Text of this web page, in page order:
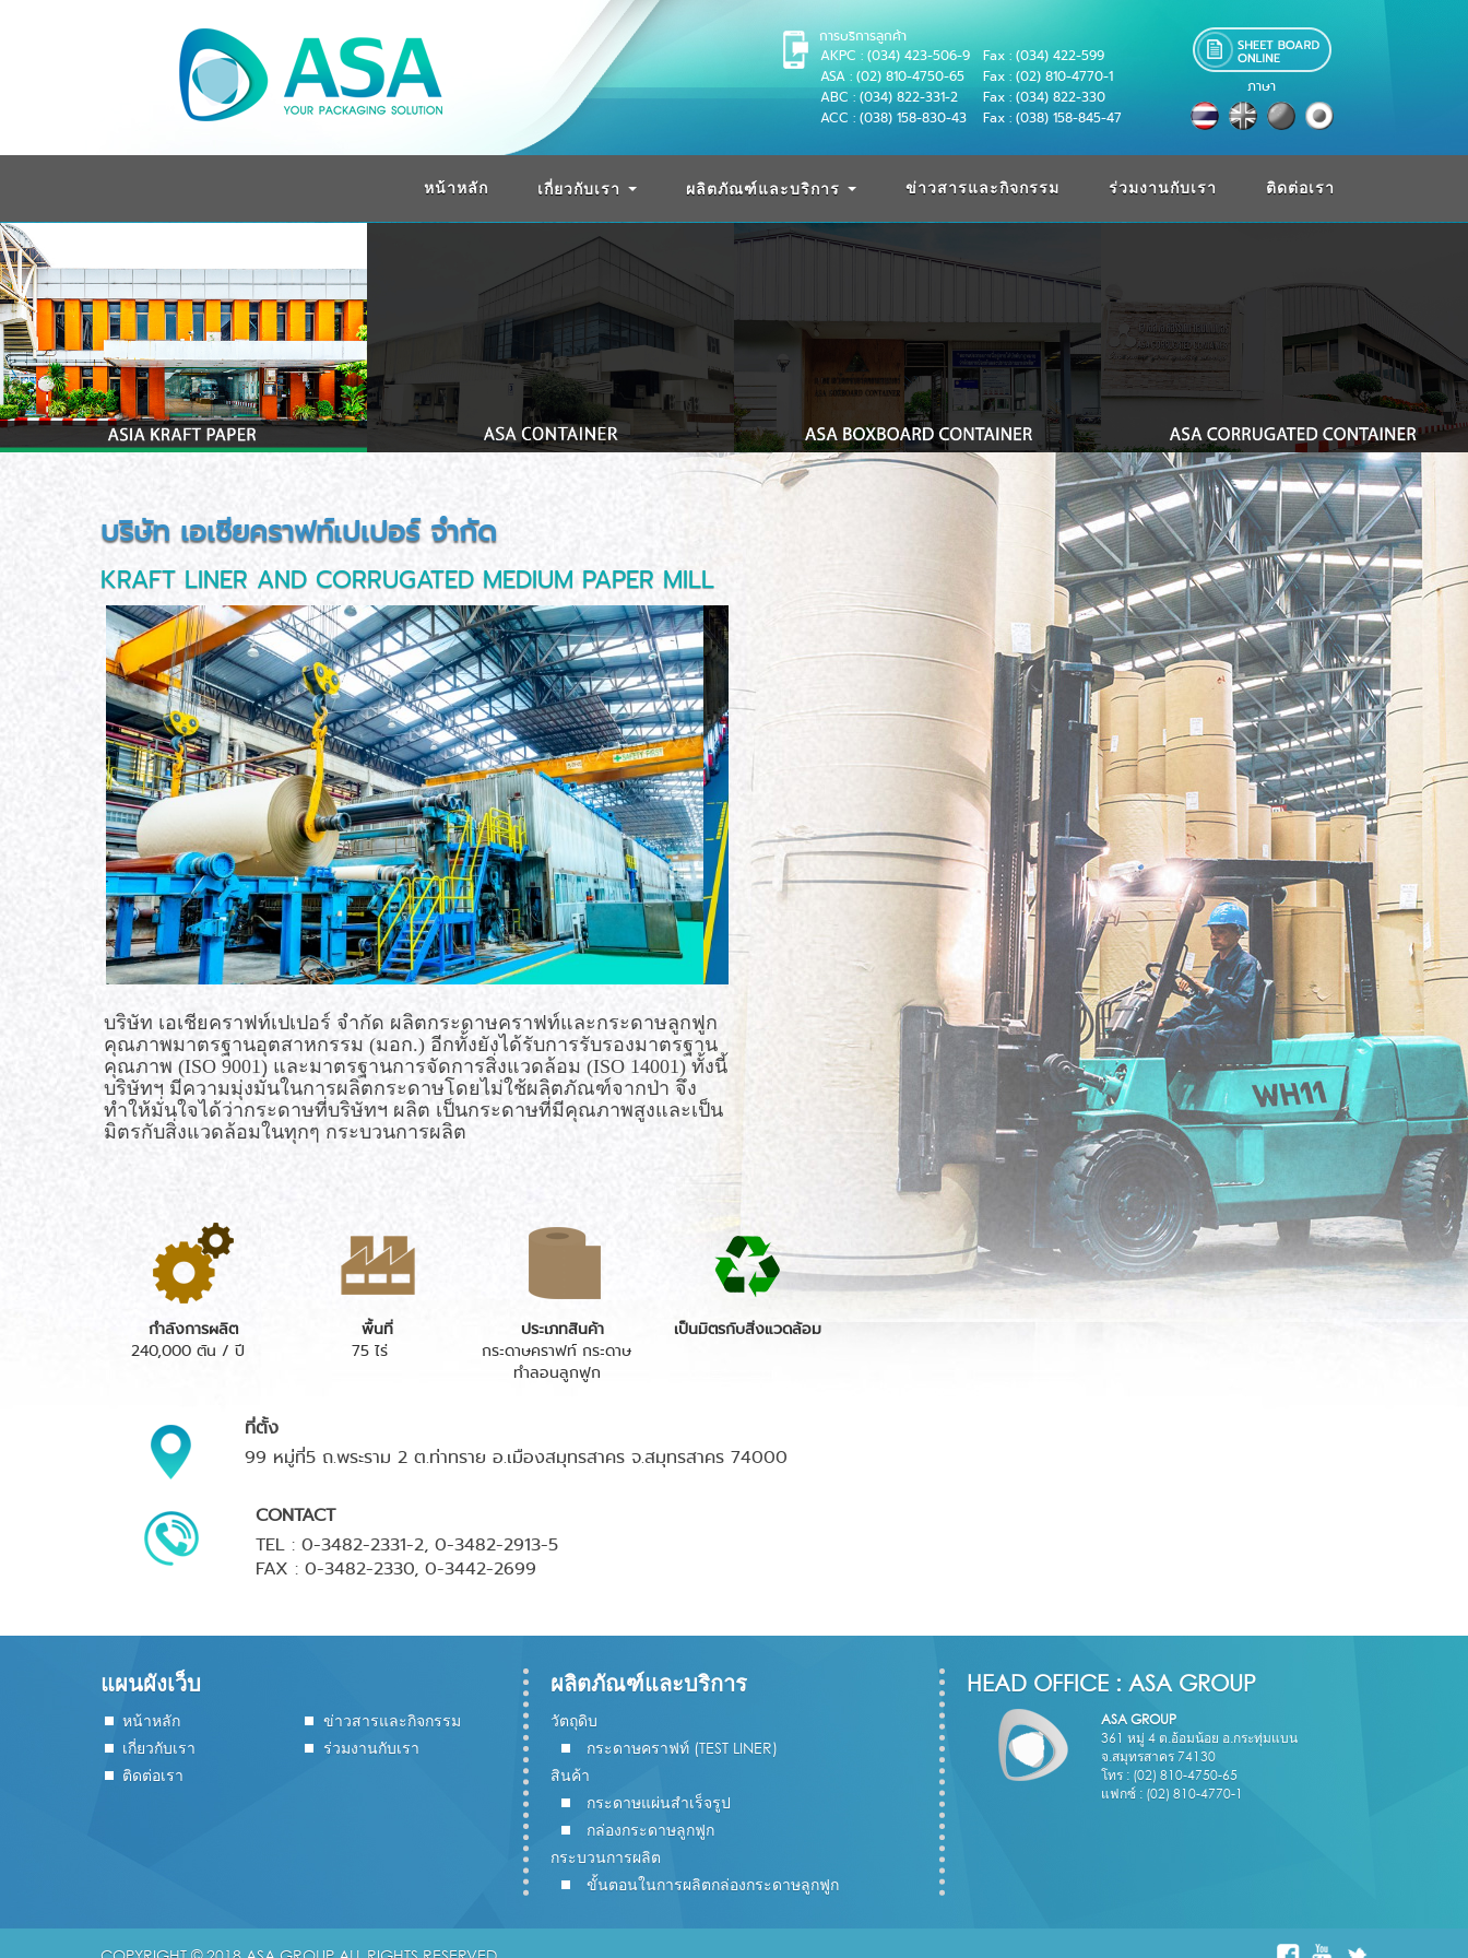
การบริการลูกค้า
AKPC : (034) 423-506-9
Fax : (034) 422-599
ASA : (02) 810-4750-65
Fax : (02) 810-4770-1
ABC : (034) 822-331-2
Fax : (034) 822-330
ACC : (038) 158-830-43
Fax : (038) 158-845-47
ภาษา
หน้าหลัก เกี่ยวกับเรา ผลิตภัณฑ์และบริการ ข่าวสารและกิจกรรม ร่วมงานกับเรา ติดต่อเรา
บริษัท เอเซียคราฟท์เปเปอร์ จำกัด
KRAFT LINER AND CORRUGATED MEDIUM PAPER MILL
บริษัท เอเชียคราฟท์เปเปอร์ จำกัด ผลิตกระดาษคราฟท์และกระดาษลูกฟูก
คุณภาพมาตรฐานอุตสาหกรรม (มอก.) อีกทั้งยังได้รับการรับรองมาตรฐาน
คุณภาพ (ISO 9001) และมาตรฐานการจัดการสิ่งแวดล้อม (ISO 14001) ทั้งนี้
บริษัทฯ มีความมุ่งมั่นในการผลิตกระดาษโดยไม่ใช้ผลิตภัณฑ์จากป่า จึง
ทำให้มั่นใจได้ว่ากระดาษที่บริษัทฯ ผลิต เป็นกระดาษที่มีคุณภาพสูงและเป็น
มิตรกับสิ่งแวดล้อมในทุกๆ กระบวนการผลิต
กำลังการผลิต
240,000 ตัน / ปี
พื้นที่
75 ไร่
ประเภทสินค้า
กระดาษคราฟท์ กระดาษ
ทำลอนลูกฟูก
เป็นมิตรกับสิ่งแวดล้อม
ที่ตั้ง
99 หมู่ที่5 ถ.พระราม 2 ต.ท่าทราย อ.เมืองสมุทรสาคร จ.สมุทรสาคร 74000
CONTACT
TEL : 0-3482-2331-2, 0-3482-2913-5
FAX : 0-3482-2330, 0-3442-2699
แผนผังเว็บ
หน้าหลัก
ข่าวสารและกิจกรรม
เกี่ยวกับเรา
ร่วมงานกับเรา
ติดต่อเรา
ผลิตภัณฑ์และบริการ
วัตถุดิบ
กระดาษคราฟท์ (TEST LINER)
สินค้า
กระดาษแผ่นสำเร็จรูป
กล่องกระดาษลูกฟูก
กระบวนการผลิต
ขั้นตอนในการผลิตกล่องกระดาษลูกฟูก
HEAD OFFICE : ASA GROUP
ASA GROUP
361 หมู่ 4 ต.อ้อมน้อย อ.กระทุ่มแบน
จ.สมุทรสาคร 74130
โทร : (02) 810-4750-65
แฟกซ์ : (02) 810-4770-1